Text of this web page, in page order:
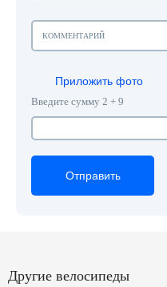
Приложить фото
Введите сумму 2 + 9
Отправить
Отправить
Отправить
Другие велосипеды